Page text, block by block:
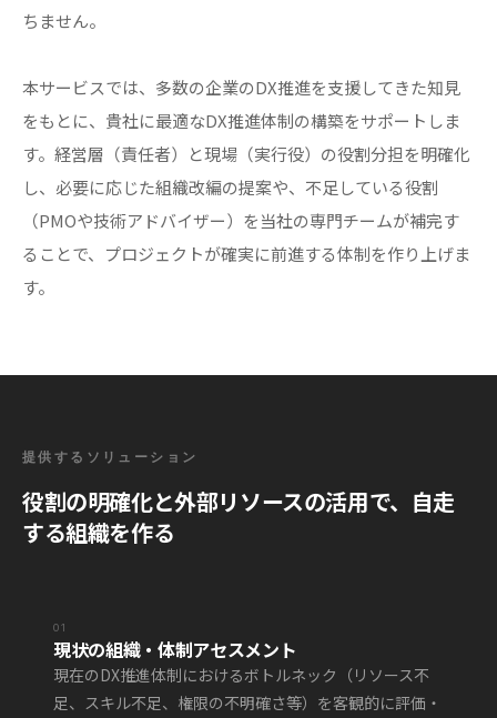
ちません。
本サービスでは、多数の企業のDX推進を支援してきた知見
をもとに、貴社に最適なDX推進体制の構築をサポートしま
す。経営層（責任者）と現場（実行役）の役割分担を明確化
し、必要に応じた組織改編の提案や、不足している役割
（PMOや技術アドバイザー）を当社の専門チームが補完す
ることで、プロジェクトが確実に前進する体制を作り上げま
す。
提供するソリューション
役割の明確化と外部リソースの活用で、自走
する組織を作る
01
現状の組織・体制アセスメント
現在のDX推進体制におけるボトルネック（リソース不
足、スキル不足、権限の不明確さ等）を客観的に評価・